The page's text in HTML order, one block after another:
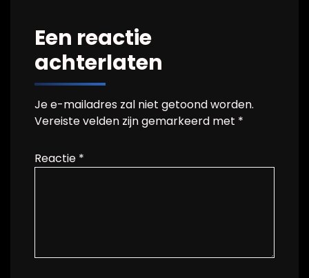
Een reactie
achterlaten
Je e-mailadres zal niet getoond worden.
Vereiste velden zijn gemarkeerd met *
Reactie *